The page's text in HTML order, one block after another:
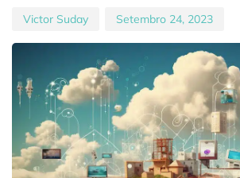
Victor Suday Setembro 24, 2023